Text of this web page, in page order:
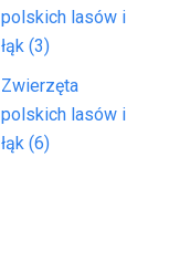
polskich lasów i
łąk (3)
Zwierzęta
polskich lasów i
łąk (6)